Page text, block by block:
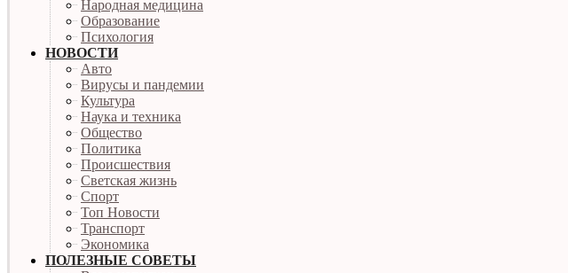
Народная медицина
Образование
Психология
НОВОСТИ
Авто
Вирусы и пандемии
Культура
Наука и техника
Общество
Политика
Происшествия
Светская жизнь
Спорт
Топ Новости
Транспорт
Экономика
ПОЛЕЗНЫЕ СОВЕТЫ